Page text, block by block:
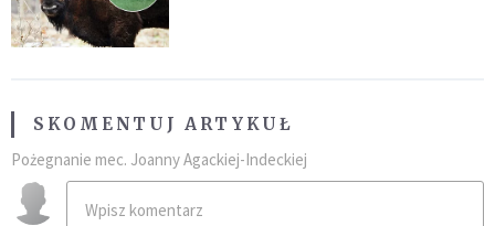
SKOMENTUJ ARTYKUŁ
Pożegnanie mec. Joanny Agackiej-Indeckiej